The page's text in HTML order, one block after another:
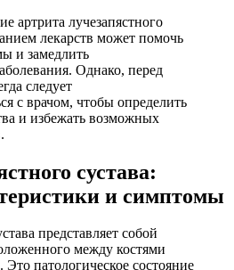
артрита лучезапястного
лекарств может помочь
и замедлить
Однако, перед
следует
с врачом, чтобы определить
и избежать возможных
сустава:
и симптомы
представляет собой
между костями
патологическое состояние